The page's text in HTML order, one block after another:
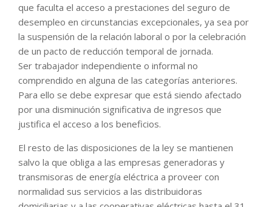
que faculta el acceso a prestaciones del seguro de
desempleo en circunstancias excepcionales, ya sea por
la suspensión de la relación laboral o por la celebración
de un pacto de reducción temporal de jornada.
Ser trabajador independiente o informal no
comprendido en alguna de las categorías anteriores.
Para ello se debe expresar que está siendo afectado
por una disminución significativa de ingresos que
justifica el acceso a los beneficios.
El resto de las disposiciones de la ley se mantienen
salvo la que obliga a las empresas generadoras y
transmisoras de energía eléctrica a proveer con
normalidad sus servicios a las distribuidoras